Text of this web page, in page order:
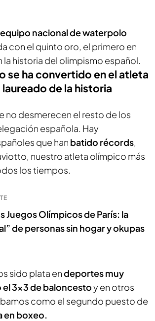
equipo nacional de waterpolo
con el quinto oro, el primero en
la historia del olimpismo español.
se ha convertido en el atleta
de la historia
no desmerecen el resto de los
española. Hay
que han batido récords,
nuestro atleta olímpico más
los tiempos.
Juegos Olímpicos de París: la
de personas sin hogar y okupas
sido plata endeportes muy
3x3 de baloncestoy en otros
como el segundo puesto de
en boxeo.